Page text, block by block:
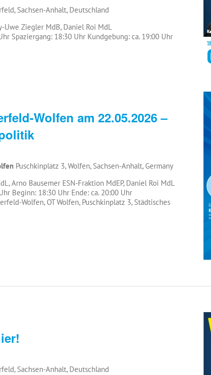
Sachsen-Anhalt, Deutschland
Uwe Ziegler MdB, Daniel Roi MdL
Spaziergang: 18:30 Uhr Kundgebung: ca. 19:00 Uhr
Wolfen am 22.05.2026 –
Puschkinplatz 3, Wolfen, Sachsen-Anhalt, Germany
Arno Bausemer ESN-Fraktion MdEP, Daniel Roi MdL
Beginn: 18:30 Uhr Ende: ca. 20:00 Uhr
Wolfen, OT Wolfen, Puschkinplatz 3, Städtisches
Sachsen-Anhalt, Deutschland